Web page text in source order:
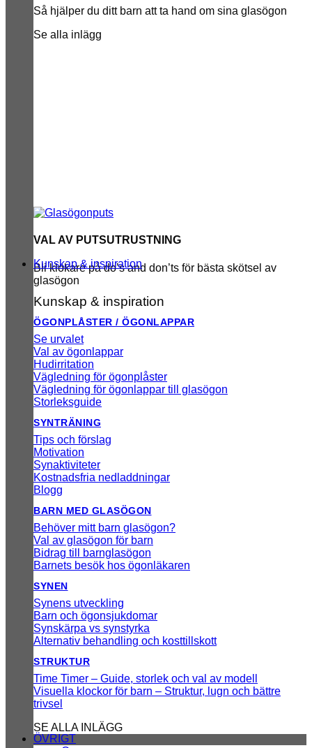
Så hjälper du ditt barn att ta hand om sina glasögon
Se alla inlägg
VAL AV PUTSUTRUSTNING
Bli klokare på do’s and don’ts för bästa skötsel av
glasögon
Kunskap & inspiration
Kunskap & inspiration
ÖGONPLÅSTER / ÖGONLAPPAR
Se urvalet
Val av ögonlappar
Hudirritation
Vägledning för ögonplåster
Vägledning för ögonlappar till glasögon
Storleksguide
SYNTRÄNING
Tips och förslag
Motivation
Synaktiviteter
Kostnadsfria nedladdningar
Blogg
BARN MED GLASÖGON
Behöver mitt barn glasögon?
Val av glasögon för barn
Bidrag till barnglasögon
Barnets besök hos ögonläkaren
SYNEN
Synens utveckling
Barn och ögonsjukdomar
Synskärpa vs synstyrka
Alternativ behandling och kosttillskott
STRUKTUR
Time Timer – Guide, storlek och val av modell
Visuella klockor för barn – Struktur, lugn och bättre
trivsel
SE ALLA INLÄGG
ÖVRIGT